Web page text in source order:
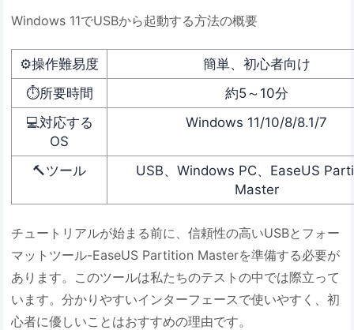
Windows 11でUSBから起動する方法の概要
⚙️操作難易度
簡単、初心者向け
⏱️所要時間
約5～10分
💻対応する
OS
Windows 11/10/8/8.1/7
🔨ツール
USB、Windows PC、EaseUS
Master
チュートリアルが始まる前に、信頼性の高いUSBとフォー
マットツール-EaseUS Partition Masterを準備する必要が
あります。このツールは私たちのテストの中では際立って
います。分かりやすいインターフェースで使いやすく、初
心者に優しいことはおすすめの理由です。